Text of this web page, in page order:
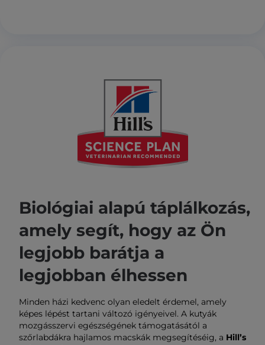
Biológiai alapú táplálkozás,
amely segít, hogy az Ön
legjobb barátja a
legjobban élhessen
Minden házi kedvenc olyan eledelt érdemel, amely
képes lépést tartani változó igényeivel. A kutyák
mozgásszervi egészségének támogatásától a
szőrlabdákra hajlamos macskák megsegítéséig, a Hill’s